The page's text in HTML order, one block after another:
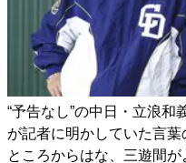
“予告なし”の中日・立浪
が記者に明かしていた言
ところからはな、三遊間が